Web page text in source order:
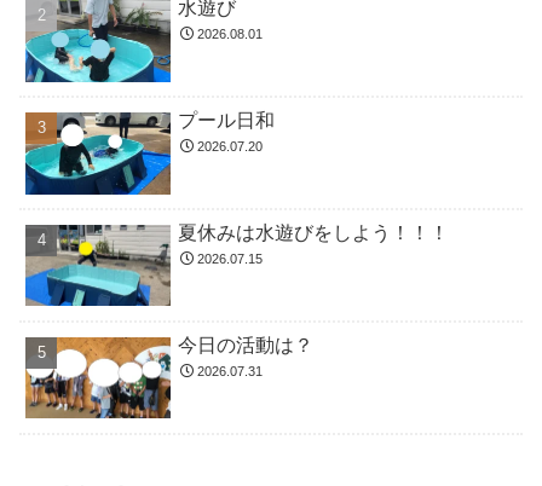
水遊び
2026.08.01
プール日和
2026.07.20
夏休みは水遊びをしよう！！！
2026.07.15
今日の活動は？
2026.07.31